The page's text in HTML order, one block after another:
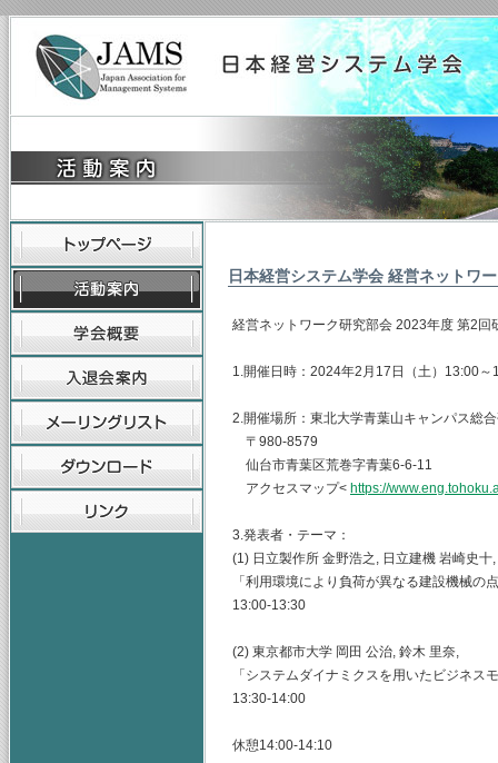
日本経営システム学会 経営ネットワ
経営ネットワーク研究部会 2023年度 第2回
1.開催日時：2024年2月17日（土）13:00～
2.開催場所：東北大学青葉山キャンパス総
〒980-8579
仙台市青葉区荒巻字青葉6-6-11
アクセスマップ< https://
3.発表者・テーマ：
(1) 日立製作所 金野浩之, 日立建機 岩崎史十
「利用環境により負荷が異なる建設機械の
13:00-13:30
(2) 東京都市大学 岡田 公治, 鈴木 里奈,
「システムダイナミクスを用いたビジネ
13:30-14:00
休憩14:00-14:10